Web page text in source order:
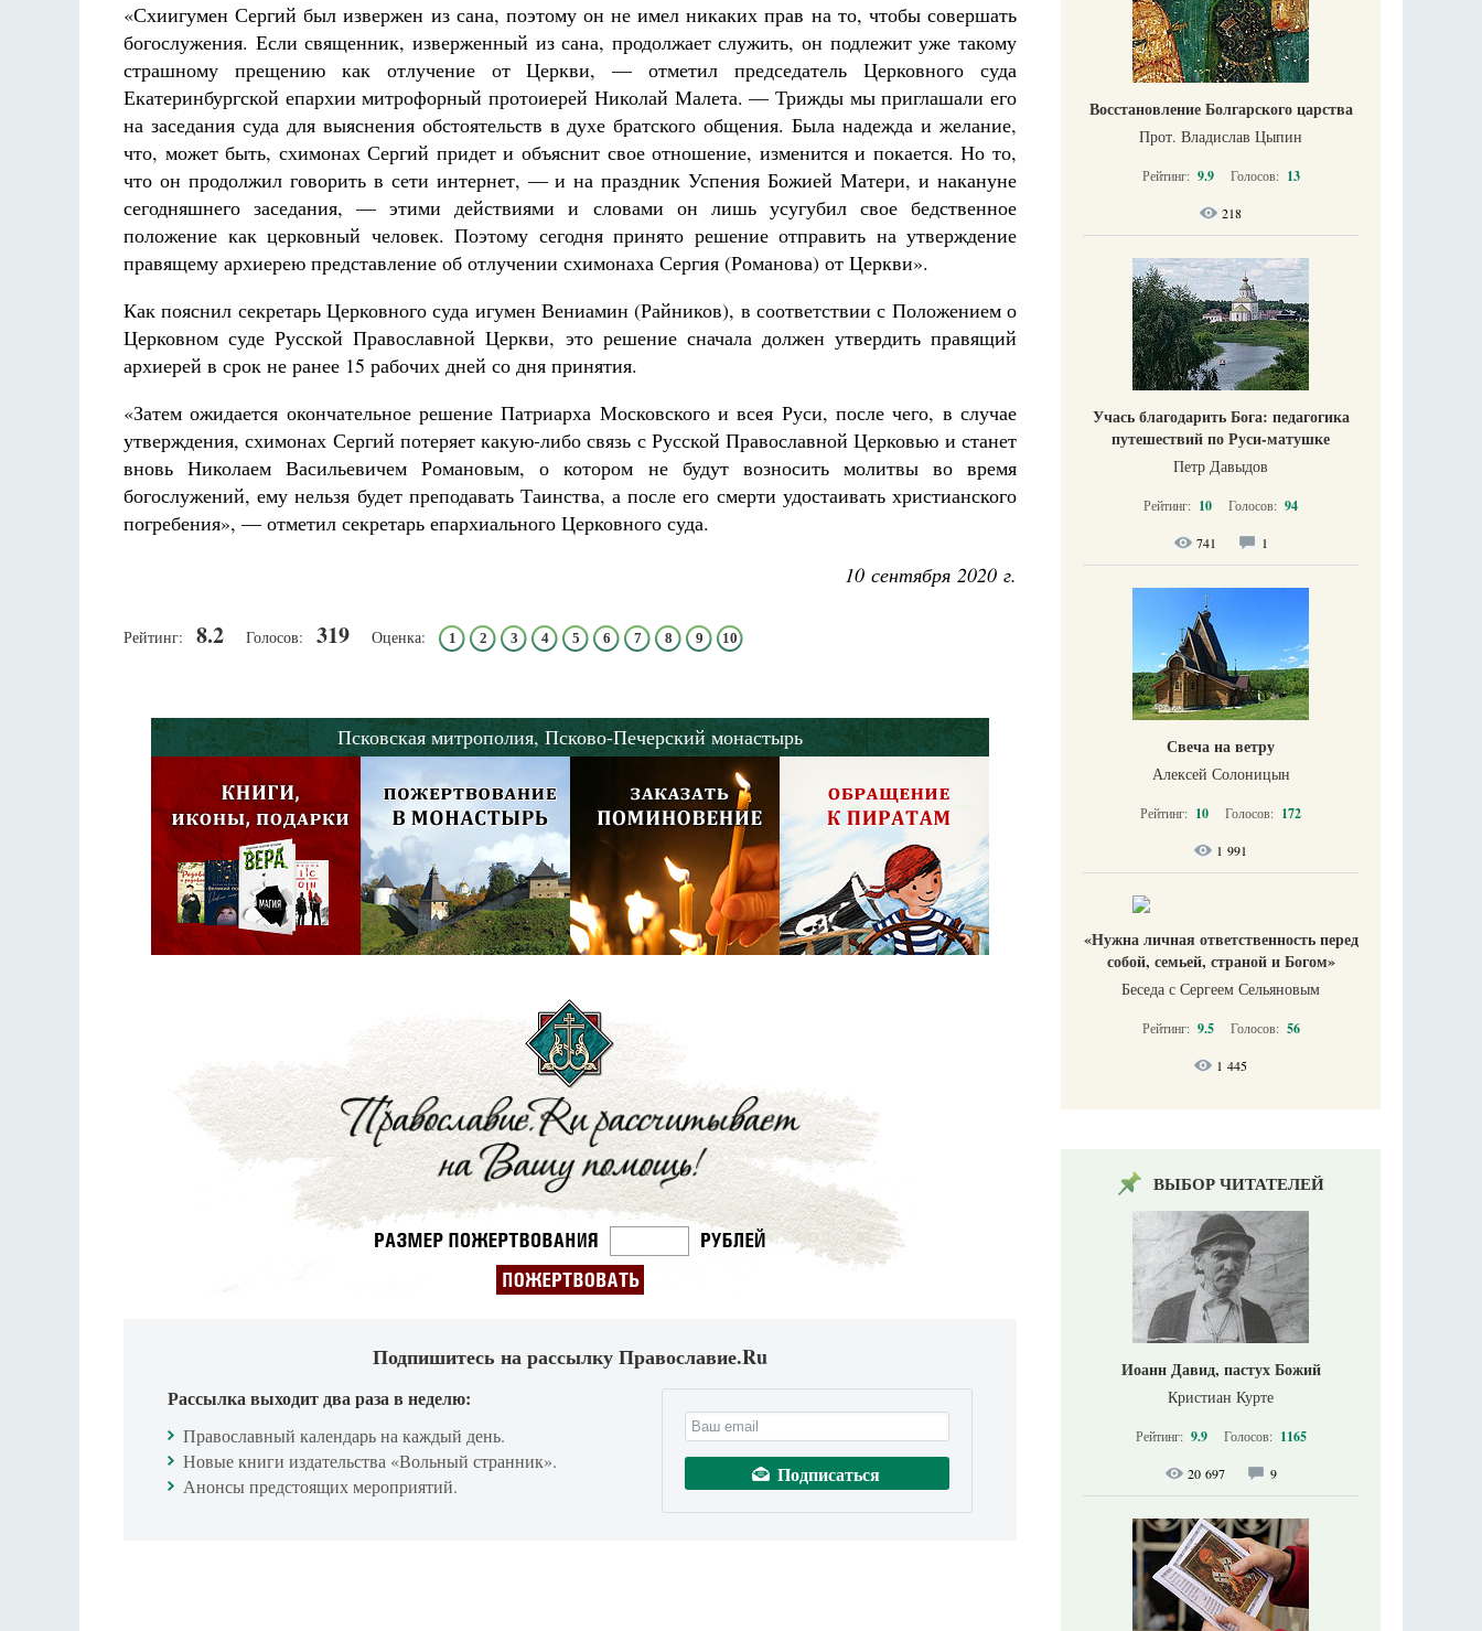
«Схиигумен Сергий был извержен из сана, поэтому он не имел никаких прав на то, чтобы совершать
богослужения. Если священник, изверженный из сана, продолжает служить, он подлежит уже такому
страшному прещению как отлучение от Церкви, — отметил председатель Церковного суда
Екатеринбургской епархии митрофорный протоиерей Николай Малета. — Трижды мы приглашали его
на заседания суда для выяснения обстоятельств в духе братского общения. Была надежда и желание,
что, может быть, схимонах Сергий придет и объяснит свое отношение, изменится и покается. Но то,
что он продолжил говорить в сети интернет, — и на праздник Успения Божией Матери, и накануне
сегодняшнего заседания, — этими действиями и словами он лишь усугубил свое бедственное
положение как церковный человек. Поэтому сегодня принято решение отправить на утверждение
правящему архиерею представление об отлучении схимонаха Сергия (Романова) от Церкви».
Как пояснил секретарь Церковного суда игумен Вениамин (Райников), в соответствии с Положением о
Церковном суде Русской Православной Церкви, это решение сначала должен утвердить правящий
архиерей в срок не ранее 15 рабочих дней со дня принятия.
«Затем ожидается окончательное решение Патриарха Московского и всея Руси, после чего, в случае
утверждения, схимонах Сергий потеряет какую-либо связь с Русской Православной Церковью и станет
вновь Николаем Васильевичем Романовым, о котором не будут возносить молитвы во время
богослужений, ему нельзя будет преподавать Таинства, а после его смерти удостаивать христианского
погребения», — отметил секретарь епархиального Церковного суда.
10 сентября 2020 г.
Рейтинг: 8.2 Голосов: 319 Оценка: 1 2 3 4 5 6 7 8 9 10
Псковская митрополия, Псково-Печерский монастырь
Подпишитесь на рассылку Православие.Ru
Рассылка выходит два раза в неделю:
Православный календарь на каждый день.
Новые книги издательства «Вольный странник».
Анонсы предстоящих мероприятий.
Восстановление Болгарского царства
Прот. Владислав Цыпин
Рейтинг: 9.9 Голосов: 13
218
Учась благодарить Бога: педагогика
путешествий по Руси-матушке
Петр Давыдов
Рейтинг: 10 Голосов: 94
741 1
Свеча на ветру
Алексей Солоницын
Рейтинг: 10 Голосов: 172
1 991
«Нужна личная ответственность перед
собой, семьей, страной и Богом»
Беседа с Сергеем Сельяновым
Рейтинг: 9.5 Голосов: 56
1 445
ВЫБОР ЧИТАТЕЛЕЙ
Иоанн Давид, пастух Божий
Кристиан Курте
Рейтинг: 9.9 Голосов: 1165
20 697 9